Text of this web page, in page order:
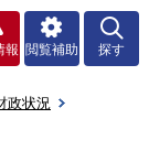
報 閲覧補助 探す
政状況